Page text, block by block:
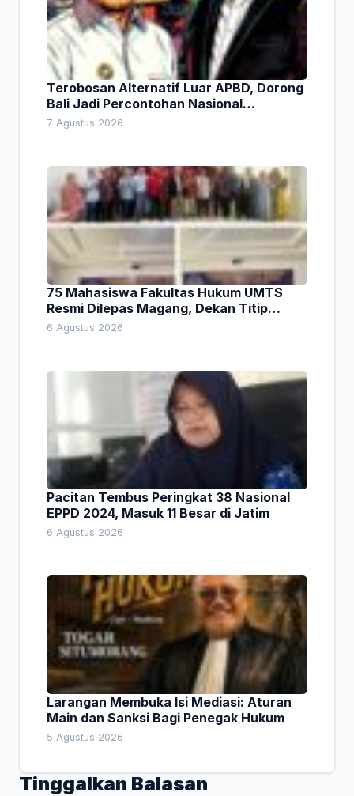
Terobosan Alternatif Luar APBD, Dorong
Bali Jadi Percontohan Nasional
Pembiayaan Daerah
7 Agustus 2026
75 Mahasiswa Fakultas Hukum UMTS
Resmi Dilepas Magang, Dekan Titip
Empat Pesan Penting
6 Agustus 2026
Pacitan Tembus Peringkat 38 Nasional
EPPD 2024, Masuk 11 Besar di Jatim
6 Agustus 2026
Larangan Membuka Isi Mediasi: Aturan
Main dan Sanksi Bagi Penegak Hukum
5 Agustus 2026
Tinggalkan Balasan